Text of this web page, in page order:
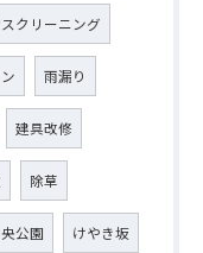
クリーニング
雨漏り
建具改修
除草
公園 けやき坂